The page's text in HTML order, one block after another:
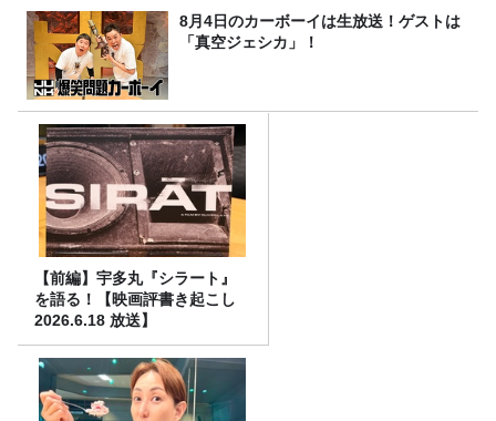
8月4日のカーボーイは生放送！ゲストは
「真空ジェシカ」！
【前編】宇多丸『シラート』
を語る！【映画評書き起こし
2026.6.18 放送】